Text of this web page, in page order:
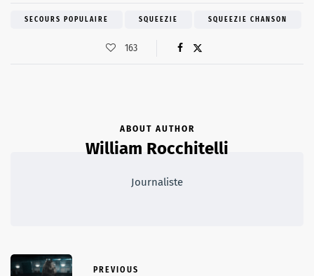
SECOURS POPULAIRE SQUEEZIE SQUEEZIE CHANSON
163
ABOUT AUTHOR
William Rocchitelli
Journaliste
PREVIOUS